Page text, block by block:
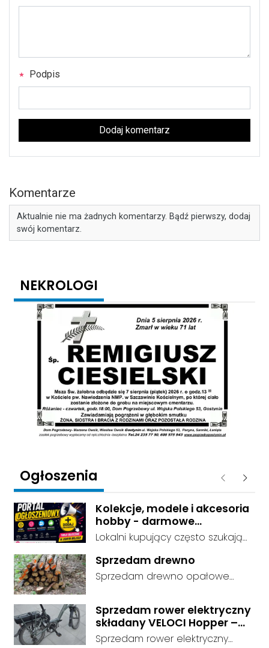
Podpis
Dodaj komentarz
Komentarze
Aktualnie nie ma żadnych komentarzy. Bądź pierwszy, dodaj
swój komentarz.
NEKROLOGI
Ogłoszenia Poprzednie
Kolekcje, modele i akcesoria
hobby - darmowe
ogłoszenia, dodaj swoje za
Lokalni kupujący często szukają
w domu. Kategorie są czytelnie
podzielone, dzięki czemu osoby
kolekcjonerskich trafiają prosto
do Twojej oferty. Link do serwisu:
darmowe ogłoszenia -
Sprzedam drewno
Sprzedam drewno opałowe
palenia transport w własnym
zakresie
Sprzedam rower elektryczny
składany VELOCI Hopper –
Bafang
Sprzedam rower elektryczny